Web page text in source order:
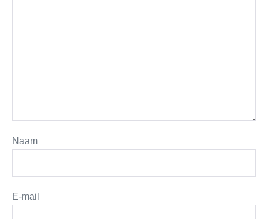
Naam
E-mail